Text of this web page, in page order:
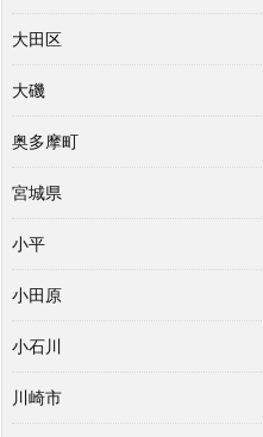
大田区
大磯
奥多摩町
宮城県
小平
小田原
小石川
川崎市